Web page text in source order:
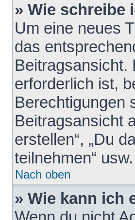
» Wie schreibe
Um eine neues
das
Beitragsansicht.
erforderlich ist,
Berechtigungen
Beitragsansicht
erstellen“, „Du
teilnehmen“ usw.
Nach oben
» Wie kann ich